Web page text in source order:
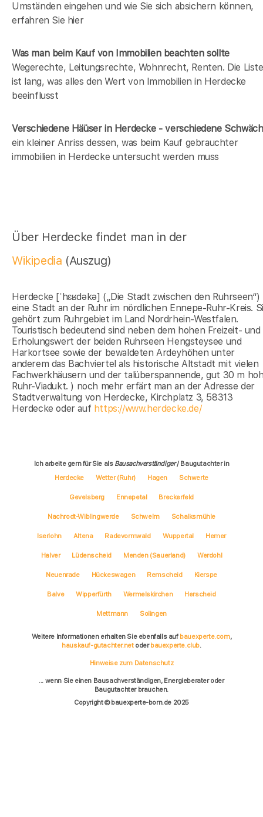
Umständen eingehen und wie Sie sich absichern können,
erfahren Sie hier
Was man beim Kauf von Immobilien beachten sollte
Wegerechte, Leitungsrechte, Wohnrecht, Renten. Die Liste
ist lang, was alles den Wert von Immobilien in Herdecke
beeinflusst
Verschiedene Häüser in Herdecke - verschiedene
ein kleiner Anriss dessen, was beim Kauf gebrauchter
immobilien in Herdecke untersucht werden muss
Über Herdecke findet man in der
Wikipedia (Auszug)
Herdecke [ˈhɛʁdəkə] („Die Stadt zwischen den Ruhrseen“)
eine Stadt an der Ruhr im nördlichen Ennepe-Ruhr-Kreis.
gehört zum Ruhrgebiet im Land Nordrhein-Westfalen.
Touristisch bedeutend sind neben dem hohen Freizeit- und
Erholungswert der beiden Ruhrseen Hengsteysee und
Harkortsee sowie der bewaldeten Ardeyhöhen unter
anderem das Bachviertel als historische Altstadt mit vielen
Fachwerkhäusern und der talüberspannende, gut 30 m
Ruhr-Viadukt. ) noch mehr erfärt man an der Adresse der
Stadtverwaltung von Herdecke, Kirchplatz 3, 58313
Herdecke oder auf https://www.herdecke.de/
Ich arbeite gern für Sie als Bausachverständiger/ Baugutachter in
Herdecke
Wetter (Ruhr) Hagen Schwerte
Gevelsberg Ennepetal Breckerfeld
Nachrodt-Wiblingwerde Schwelm Schalksmühle
Iserlohn Altena Radevormwald Wuppertal Hemer
Halver Lüdenscheid Menden (Sauerland) Werdohl
Neuenrade Hückeswagen Remscheid Kierspe
Balve Wipperfürth Wermelskirchen Herscheid
Mettmann Solingen
Weitere Informationen erhalten Sie ebenfalls auf bauexperte.com,
hauskauf-gutachter.netoderbauexperte.club.
Hinweise zum Datenschutz
... wenn Sie einen Bausachverständigen, Energieberater oder
Baugutachter brauchen.
Copyright © bauexperte-born.de 2025